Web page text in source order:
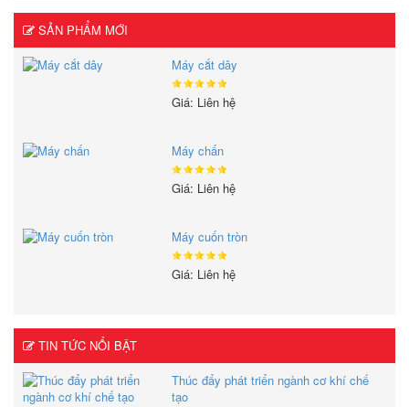
SẢN PHẨM MỚI
Máy cắt dây
Giá: Liên hệ
Máy chấn
Giá: Liên hệ
Máy cuốn tròn
Giá: Liên hệ
TIN TỨC NỔI BẬT
Thúc đẩy phát triển ngành cơ khí chế
tạo